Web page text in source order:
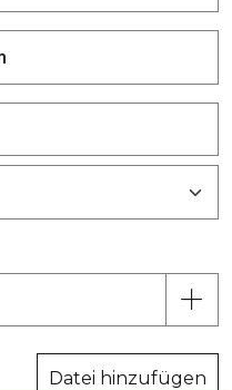
Datei hinzufügen